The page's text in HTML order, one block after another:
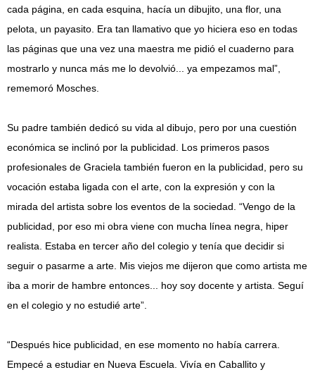
cada página, en cada esquina, hacía un dibujito, una flor, una
pelota, un payasito. Era tan llamativo que yo hiciera eso en todas
las páginas que una vez una maestra me pidió el cuaderno para
mostrarlo y nunca más me lo devolvió... ya empezamos mal”,
rememoró Mosches.
Su padre también dedicó su vida al dibujo, pero por una cuestión
económica se inclinó por la publicidad. Los primeros pasos
profesionales de Graciela también fueron en la publicidad, pero su
vocación estaba ligada con el arte, con la expresión y con la
mirada del artista sobre los eventos de la sociedad. “Vengo de la
publicidad, por eso mi obra viene con mucha línea negra, hiper
realista. Estaba en tercer año del colegio y tenía que decidir si
seguir o pasarme a arte. Mis viejos me dijeron que como artista me
iba a morir de hambre entonces... hoy soy docente y artista. Seguí
en el colegio y no estudié arte”.
“Después hice publicidad, en ese momento no había carrera.
Empecé a estudiar en Nueva Escuela. Vivía en Caballito y